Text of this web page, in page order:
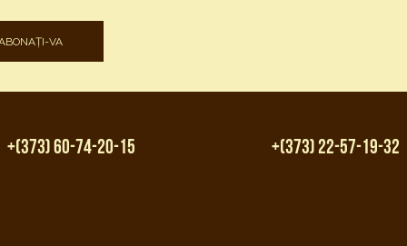
VA
+(373) 60-74-20-15 +(373) 22-57-19-32